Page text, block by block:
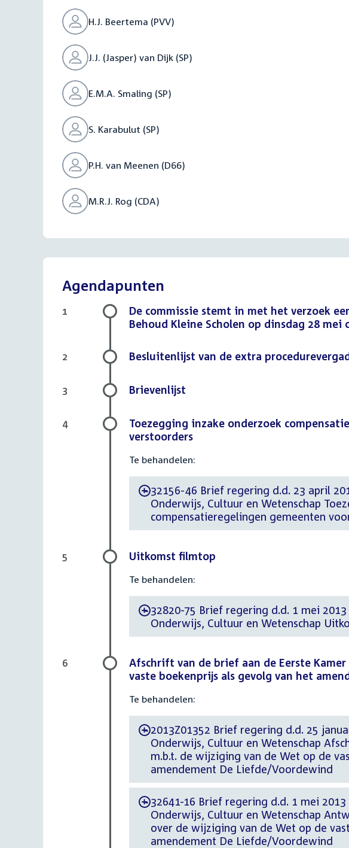
H.J. Beertema (PVV)
J.J. (Jasper) van Dijk (SP)
E.M.A. Smaling (SP)
S. Karabulut (SP)
P.H. van Meenen (D66)
M.R.J. Rog (CDA)
Agendapunten
De commissie stemt in met het verzoek
Behoud Kleine Scholen op dinsdag 28 mei
1
Besluitenlijst van de extra
2
Brievenlijst
3
Toezegging inzake onderzoek
verstoorders
Te behandelen:
-32156-46 Brief regering d.d. 23 april
Onderwijs, Cultuur en Wetenschap
compensatieregelingen gemeenten
4
Uitkomst filmtop
Te behandelen:
-32820-75 Brief regering d.d. 1 mei
Onderwijs, Cultuur en Wetenschap
5
Afschrift van de brief aan de Eerste
vaste boekenprijs als gevolg van het
Te behandelen:
-2013Z01352 Brief regering d.d. 25
Onderwijs, Cultuur en Wetenschap
m.b.t. de wijziging van de Wet op de
amendement De Liefde/Voordewind
-32641-16 Brief regering d.d. 1 mei
Onderwijs, Cultuur en Wetenschap
over de wijziging van de Wet op de
amendement De Liefde/Voordewind
6